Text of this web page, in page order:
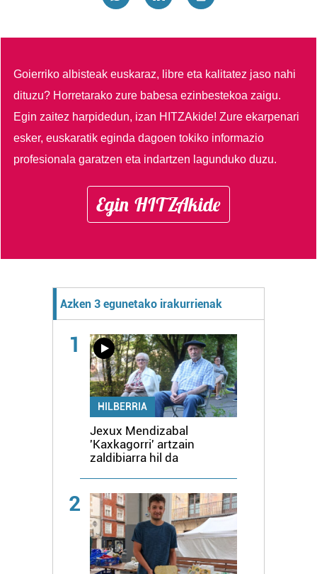
Goierriko albisteak euskaraz, libre eta kalitatez jaso nahi
dituzu? Horretarako zure babesa ezinbestekoa zaigu.
Egin zaitez harpidedun, izan HITZAkide!Zure ekarpenari
esker, euskaratik eginda dagoen tokiko informazio
profesionala garatzen eta indartzen lagunduko duzu.
Egin HITZAkide
Azken 3 egunetako irakurrienak
1
HILBERRIA
Jexux Mendizabal
'Kaxkagorri' artzain
zaldibiarra hil da
2